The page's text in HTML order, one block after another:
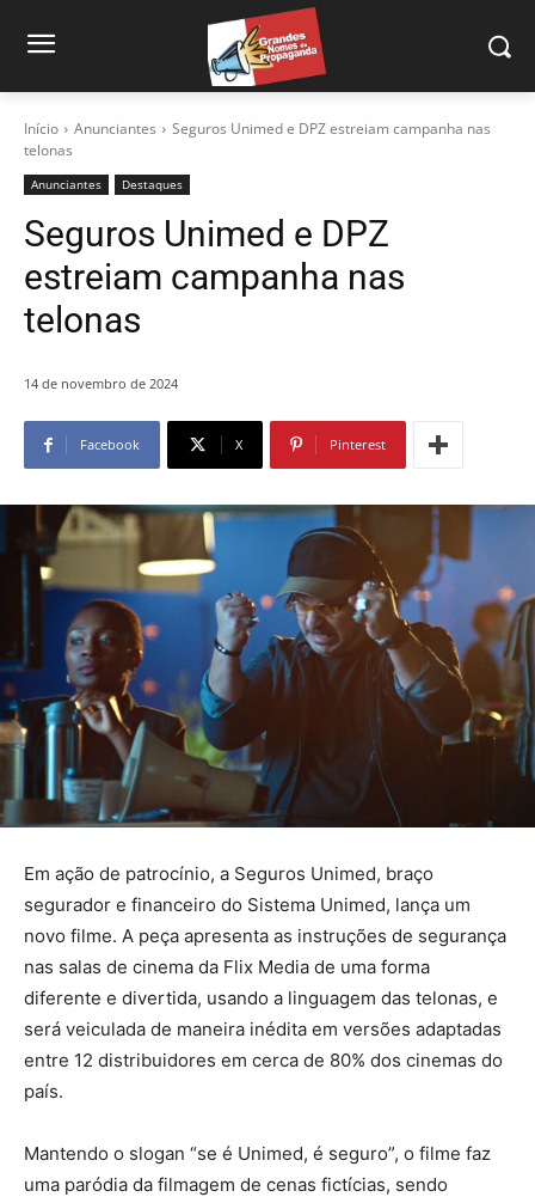
Início Anunciantes
Seguros Unimed e DPZ estreiam campanha nas
telonas
Anunciantes Destaques
Seguros Unimed e DPZ
estreiam campanha nas
telonas
14 de novembro de 2024
Facebook X Pinterest
Em ação de patrocínio, a Seguros Unimed, braço
segurador e financeiro do Sistema Unimed, lança um
novo filme. A peça apresenta as instruções de segurança
nas salas de cinema da Flix Media de uma forma
diferente e divertida, usando a linguagem das telonas, e
será veiculada de maneira inédita em versões adaptadas
entre 12 distribuidores em cerca de 80% dos cinemas do
país.
Mantendo o slogan “se é Unimed, é seguro”, o filme faz
uma paródia da filmagem de cenas fictícias, sendo